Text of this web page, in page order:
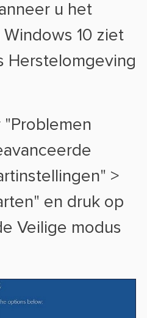
u het
Windows 10 ziet
Herstelomgeving
"Problemen
>
en druk op
Veilige modus